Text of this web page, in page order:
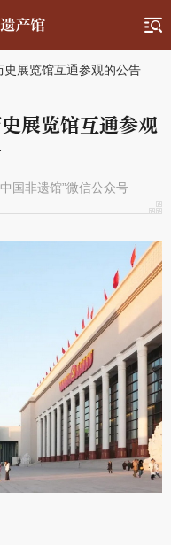
展览馆互通参观的公告
展览馆互通参观
国非遗馆”微信公众号